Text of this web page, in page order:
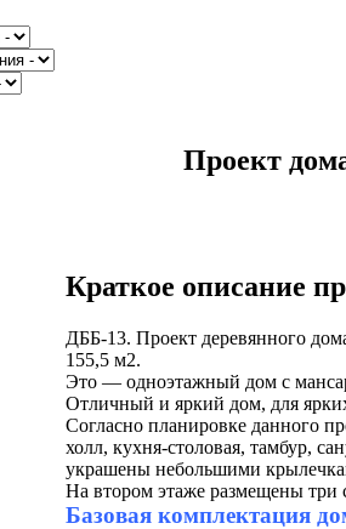
Проект
Краткое описание
ДББ-13. Проект деревянного
155,5 м2.
Это — одноэтажный дом с
Отличный и яркий дом, для
Согласно планировке данного
холл, кухня-столовая, тамбур,
украшены небольшими
На втором этаже размещены три
Базовая комплектация